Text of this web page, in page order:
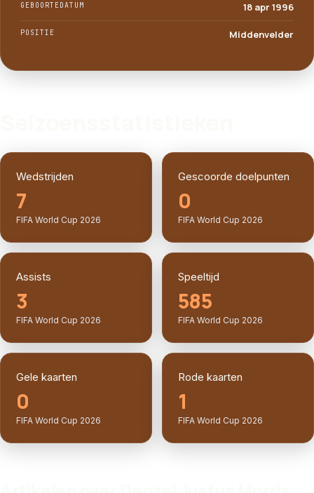
GEBOORTEDATUM 18 apr 1996
POSITIE Middenvelder
Wedstrijden
7
FIFA World Cup 2026
Gescoorde doelpunten
0
FIFA World Cup 2026
Assists
3
FIFA World Cup 2026
Speeltijd
585
FIFA World Cup 2026
Gele kaarten
0
FIFA World Cup 2026
Rode kaarten
1
FIFA World Cup 2026